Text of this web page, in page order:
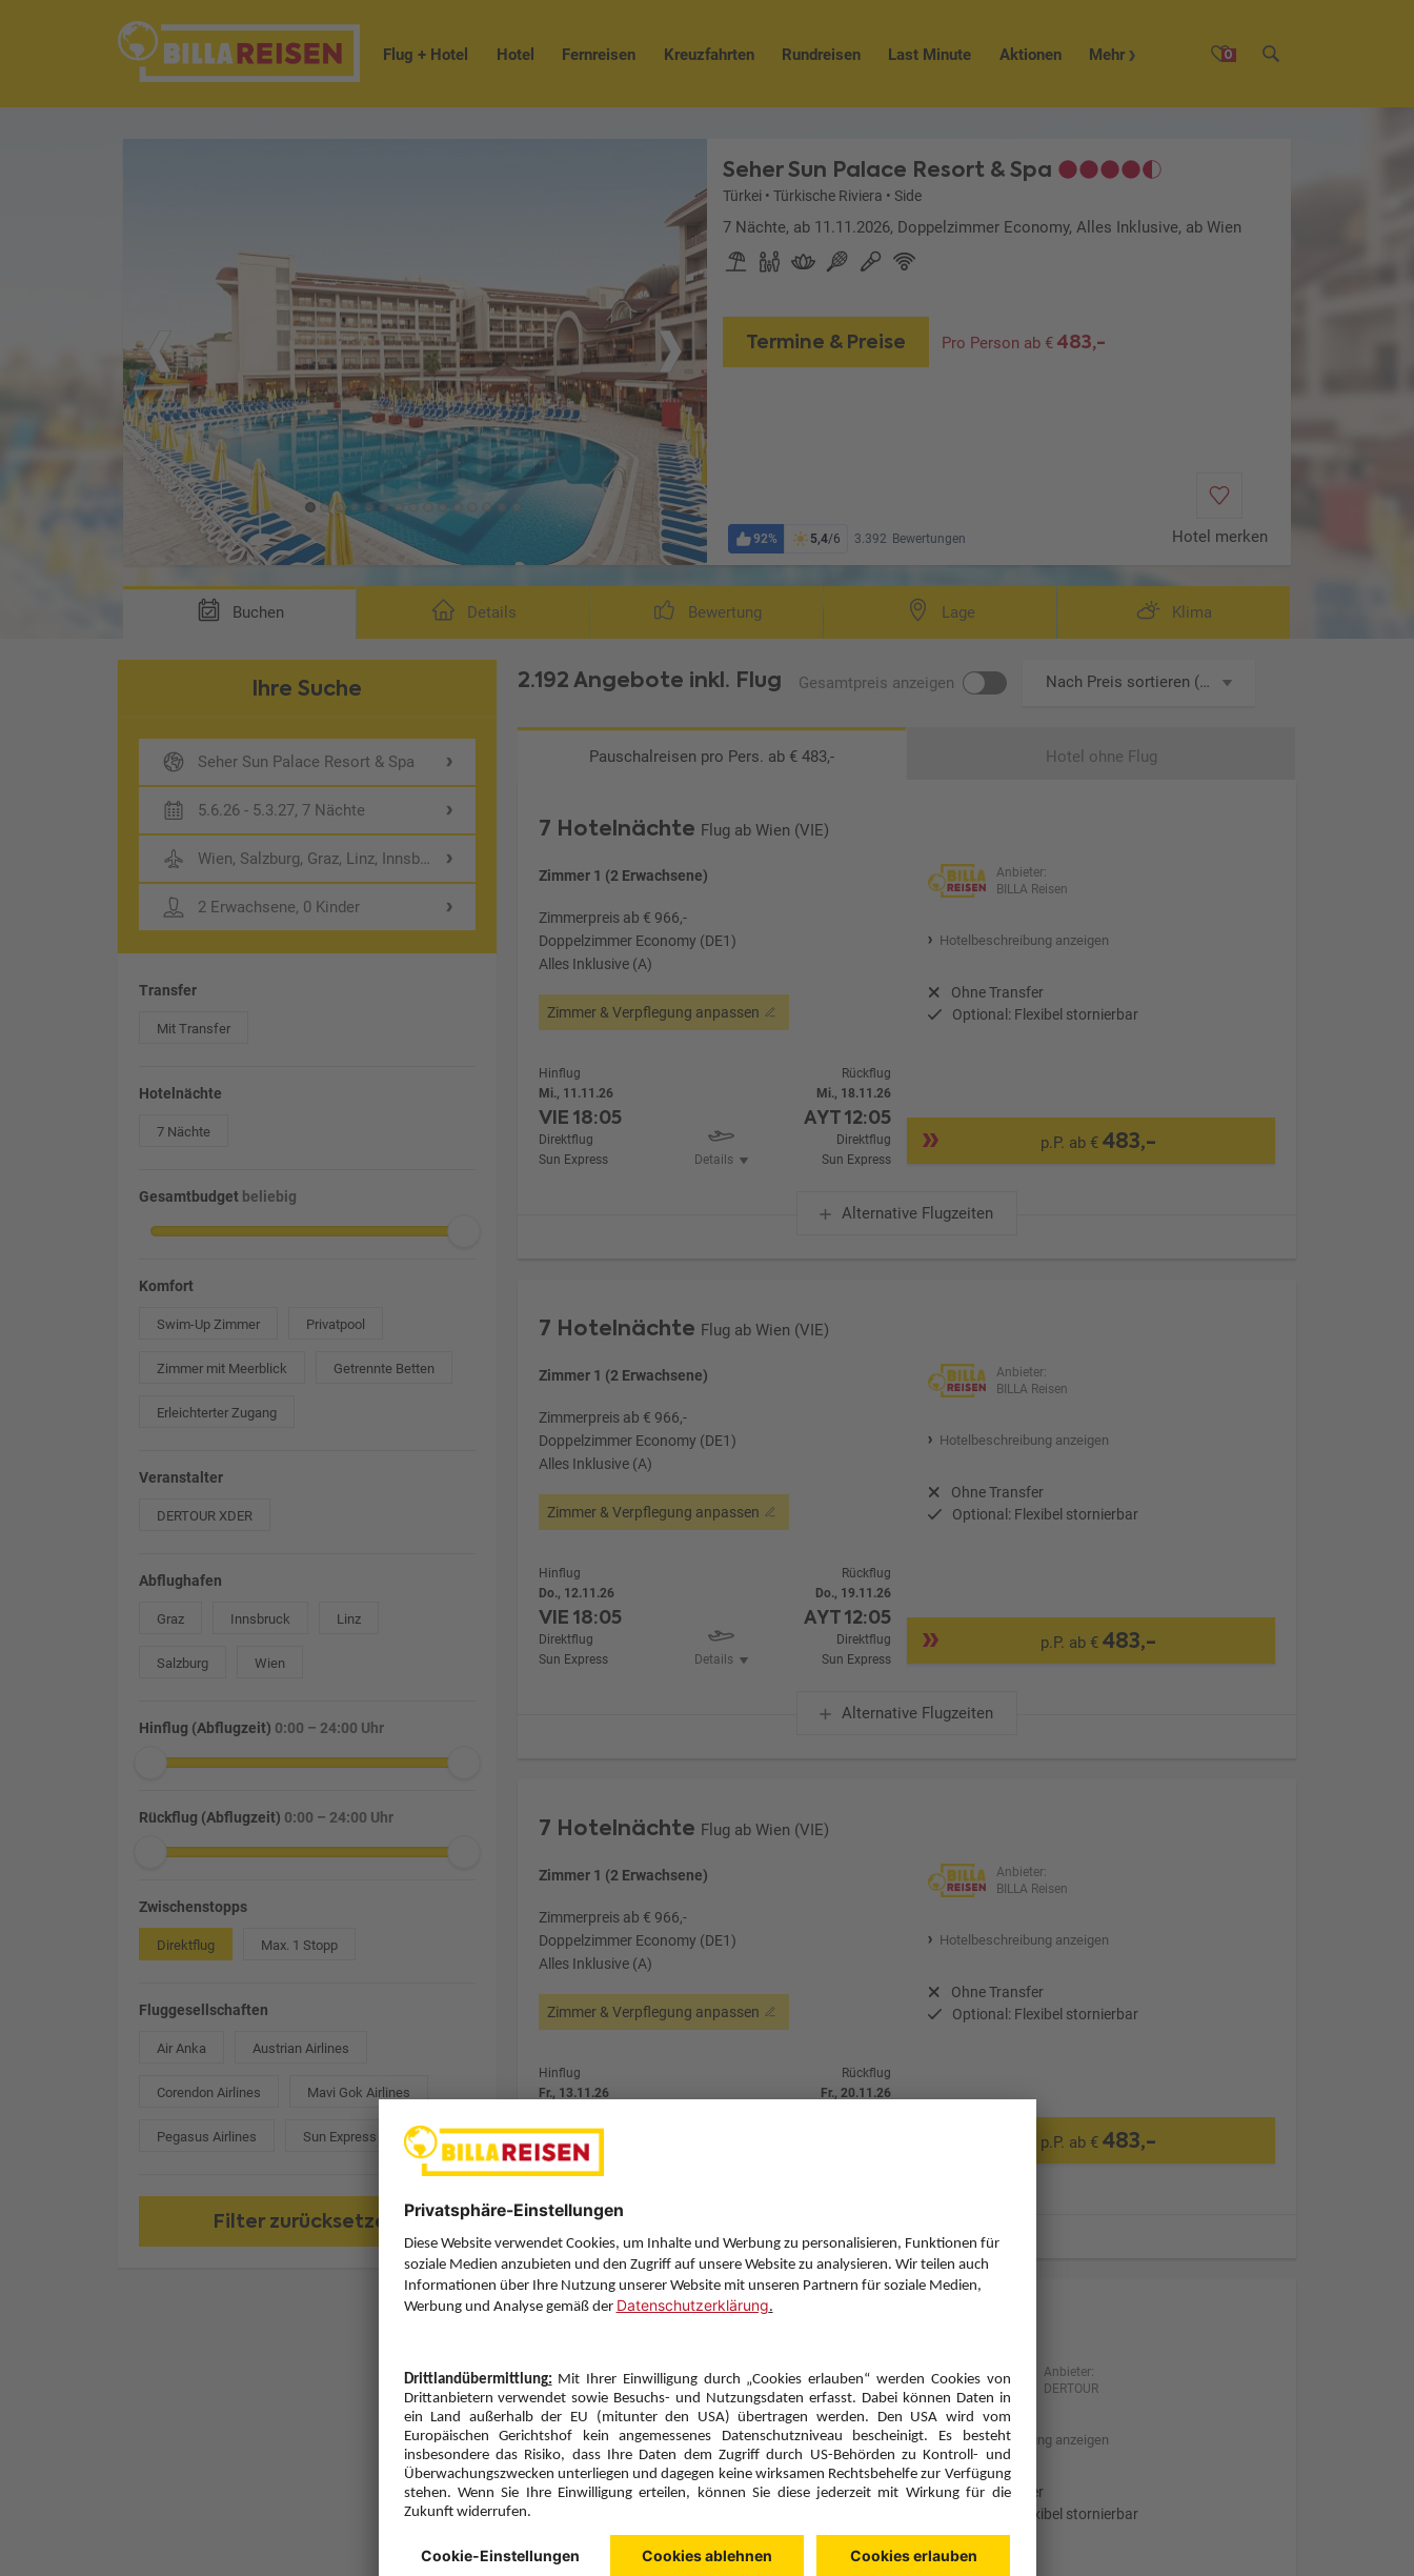
0
Flug + Hotel Hotel Fernreisen Kreuzfahrten Rundreisen Last Minute Aktionen Mehr
Wohnbeispiel Doppelzimmer
Seher Sun Palace Resort & Spa
Türkei • Türkische Riviera • Side
7 Nächte, ab 11.11.2026, Doppelzimmer Economy, Alles Inklusive, ab Wien
Termine & Preise Pro Person ab €483,-
92% 5,4/6 3.392 Bewertungen Hotel merken
Buchen Details Bewertung Lage Klima
Ihre Suche
Seher Sun Palace Resort & Spa
5.6.26 - 5.3.27, 7 Nächte
Wien, Salzburg, Graz, Linz, Innsbruck
2 Erwachsene, 0 Kinder
Transfer
Mit Transfer
Hotelnächte
7 Nächte
Gesamtbudget beliebig
Komfort
Swim-Up Zimmer Privatpool
Zimmer mit Meerblick Getrennte Betten
Erleichterter Zugang
Veranstalter
DERTOUR XDER
Abflughafen
Graz Innsbruck Linz
Salzburg Wien
Hinflug (Abflugzeit) 0:00 – 24:00 Uhr
Rückflug (Abflugzeit) 0:00 – 24:00 Uhr
Zwischenstopps
Direktflug Max. 1 Stopp
Fluggesellschaften
Air Anka Austrian Airlines
Corendon Airlines Mavi Gok Airlines
Pegasus Airlines Sun Express
Filter zurücksetzen
2.192 Angebote inkl. Flug Gesamtpreis anzeigen Nach Preis sortieren (aufsteigend)
Pauschalreisen pro Pers. ab € 483,- Hotel ohne Flug
7 Hotelnächte Flug ab Wien (VIE)
Zimmer 1 (2 Erwachsene)
Zimmerpreis ab € 966,-
Doppelzimmer Economy (DE1)
Alles Inklusive (A)
Zimmer & Verpflegung anpassen
Anbieter:
BILLA Reisen
Hotelbeschreibung anzeigen
Ohne Transfer
Optional: Flexibel stornierbar
Hinflug
Mi., 11.11.26
VIE18:05
Direktflug
Sun Express
Details
Rückflug
Mi., 18.11.26
AYT12:05
Direktflug
Sun Express
p.P. ab €483,-
Alternative Flugzeiten
7 Hotelnächte Flug ab Wien (VIE)
Zimmer 1 (2 Erwachsene)
Zimmerpreis ab € 966,-
Doppelzimmer Economy (DE1)
Alles Inklusive (A)
Zimmer & Verpflegung anpassen
Anbieter:
BILLA Reisen
Hotelbeschreibung anzeigen
Ohne Transfer
Optional: Flexibel stornierbar
Hinflug
Do., 12.11.26
VIE18:05
Direktflug
Sun Express
Details
Rückflug
Do., 19.11.26
AYT12:05
Direktflug
Sun Express
p.P. ab €483,-
Alternative Flugzeiten
7 Hotelnächte Flug ab Wien (VIE)
Zimmer 1 (2 Erwachsene)
Zimmerpreis ab € 966,-
Doppelzimmer Economy (DE1)
Alles Inklusive (A)
Zimmer & Verpflegung anpassen
Anbieter:
BILLA Reisen
Hotelbeschreibung anzeigen
Ohne Transfer
Optional: Flexibel stornierbar
Hinflug
Fr., 13.11.26
Direktflug
Sun Express
Rückflug
Fr., 20.11.26
p.P. ab €483,-
Zimmer 1 (2 Erwachsene)
Zimmerpreis ab € 982,-
Doppelzimmer Economy (DE1)
Alles Inklusive (A)
Anbieter:
DERTOUR
Hotelbeschreibung anzeigen
Ohne Transfer
Optional: Flexibel stornierbar